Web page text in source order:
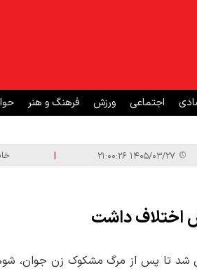
اجتماعی ورزش فرهنگ و هنر
|
اختلاف داشت
تا پس از مرگ مشکوک زن جوان،